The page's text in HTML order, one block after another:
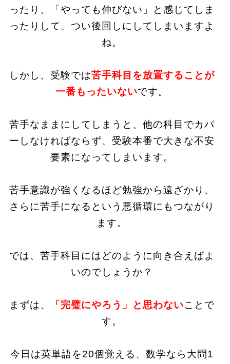
ったり、「やっても伸びない」と感じてしま
ったりして、つい後回しにしてしまいますよ
ね。
しかし、受験では苦手科目を放置することが
一番もったいないです。
苦手なままにしてしまうと、他の科目でカバ
ーしなければならず、受験本番で大きな不安
要素になってしまいます。
苦手意識が強くなるほど勉強から遠ざかり、
さらに苦手になるという悪循環にもつながり
ます。
では、苦手科目にはどのように向き合えばよ
いのでしょうか？
まずは、 「完璧にやろう」と思わないことで
す。
今日は英単語を20個覚える、数学なら大問1